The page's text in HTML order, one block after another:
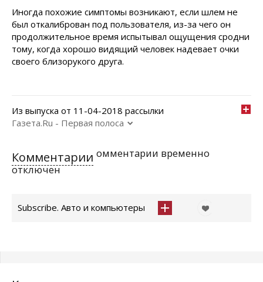
Иногда похожие симптомы возникают, если шлем не
был откалиброван под пользователя, из-за чего он
продолжительное время испытывал ощущения сродни
тому, когда хорошо видящий человек надевает очки
своего близорукого друга.
Из выпуска от 11-04-2018 рассылки
Газета.Ru - Первая полоса
Комментарии омментарии временно
отключен
Subscribe. Авто и компьютеры